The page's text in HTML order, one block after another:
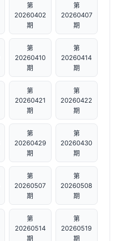
第
20260402
期
第
20260407
期
第
20260410
期
第
20260414
期
第
20260421
期
第
20260422
期
第
20260429
期
第
20260430
期
第
20260507
期
第
20260508
期
第
20260514
期
第
20260519
期